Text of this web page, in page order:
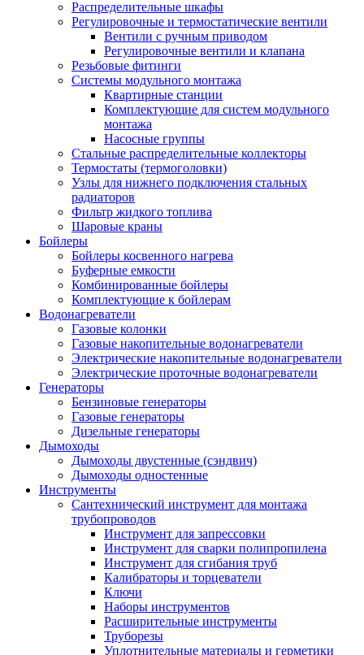
Распределительные шкафы
Регулировочные и термостатические вентили
Вентили с ручным приводом
Регулировочные вентили и клапана
Резьбовые фитинги
Системы модульного монтажа
Квартирные станции
Комплектующие для систем модульного
монтажа
Насосные группы
Стальные распределительные коллекторы
Термостаты (термоголовки)
Узлы для нижнего подключения стальных
радиаторов
Фильтр жидкого топлива
Шаровые краны
Бойлеры
Бойлеры косвенного нагрева
Буферные емкости
Комбинированные бойлеры
Комплектующие к бойлерам
Водонагреватели
Газовые колонки
Газовые накопительные водонагреватели
Электрические накопительные водонагреватели
Электрические проточные водонагреватели
Генераторы
Бензиновые генераторы
Газовые генераторы
Дизельные генераторы
Дымоходы
Дымоходы двустенные (сэндвич)
Дымоходы одностенные
Инструменты
Сантехнический инструмент для монтажа
трубопроводов
Инструмент для запрессовки
Инструмент для сварки полипропилена
Инструмент для сгибания труб
Калибраторы и торцеватели
Ключи
Наборы инструментов
Расширительные инструменты
Труборезы
Уплотнительные материалы и герметики